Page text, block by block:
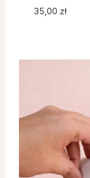
35,00 zł